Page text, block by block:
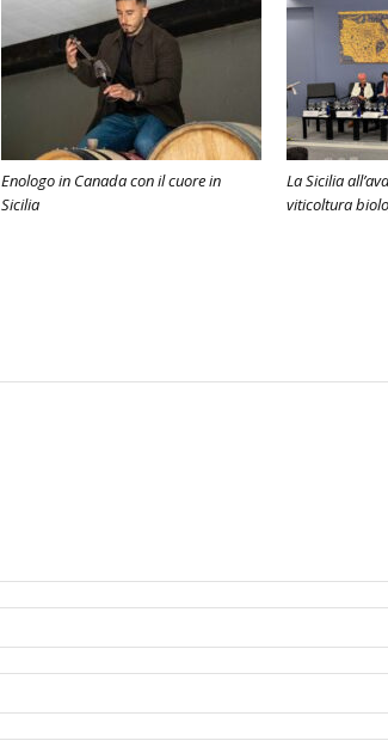
Enologo in Canada con il cuore in
Sicilia
La Sicilia
viticoltura